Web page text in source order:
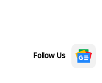
Follow Us